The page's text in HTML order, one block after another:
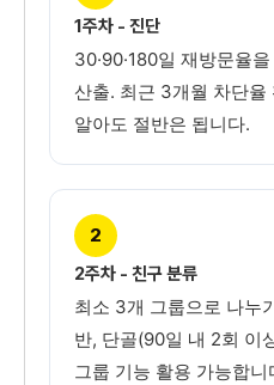
1주차 - 진단
30·90·180일 재방문율
산출. 최근 3개월 차단율
알아도 절반은 됩니다.
2
2주차 - 친구 분류
최소 3개 그룹으로 나누
반, 단골(90일 내 2회 이
그룹 기능 활용 가능합니